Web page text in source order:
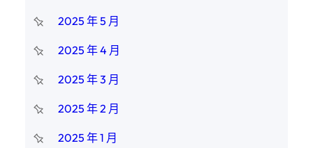
2025 年 5 月
2025 年 4 月
2025 年 3 月
2025 年 2 月
2025 年 1 月